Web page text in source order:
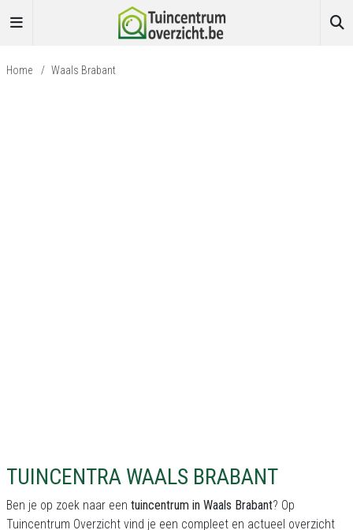
Home / Waals Brabant
TUINCENTRA WAALS BRABANT
Ben je op zoek naar een tuincentrum in Waals Brabant? Op
Tuincentrum Overzicht vind je een compleet en actueel overzicht